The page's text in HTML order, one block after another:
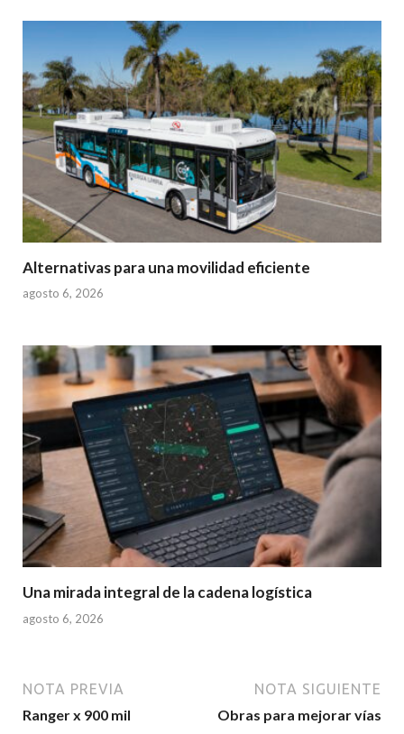
Alternativas para una movilidad eficiente
agosto 6, 2026
Una mirada integral de la cadena logística
agosto 6, 2026
NOTA PREVIA
Ranger x 900 mil
NOTA SIGUIENTE
Obras para mejorar vías